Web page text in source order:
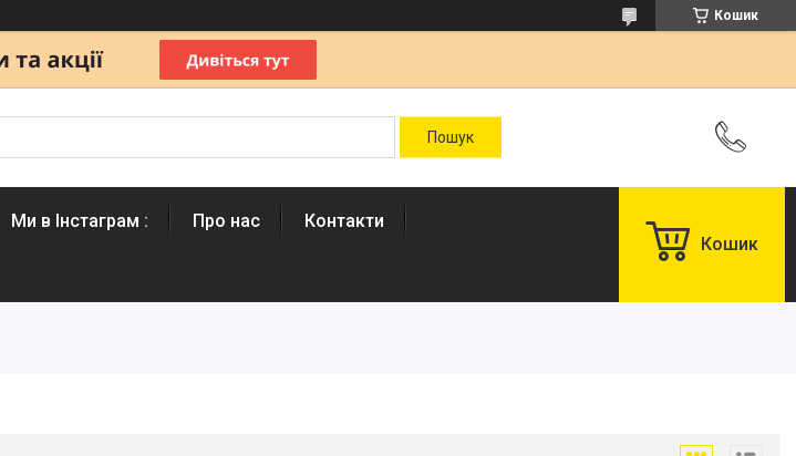
Кошик
Ми в Інстаграм : Про нас Контакти
Кошик